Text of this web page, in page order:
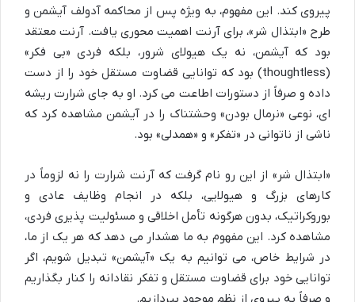
پیروی کند. این مفهوم، به ویژه پس از محاکمه آدولف آیشمن و
طرح «ابتذال شر»، برای آرنت اهمیت محوری یافت. آرنت معتقد
بود که آیشمن، نه یک هیولای شرور، بلکه فردی «بی فکر»
(thoughtless) بود که توانایی قضاوت مستقل خود را از دست
داده و صرفاً از دستورات اطاعت می کرد. او به جای شرارت ریشه
ای، نوعی «نرمال بودن» وحشتناک را در آیشمن مشاهده کرد که
ناشی از ناتوانی در «تفکر» و «همدلی» بود.
«ابتذال شر» از این رو نام گرفت که آرنت شرارت را نه لزوماً در
کارهای بزرگ و هیولایی، بلکه در انجام وظایف عادی و
بوروکراتیک، بدون هرگونه تأمل اخلاقی و مسئولیت پذیری فردی،
مشاهده کرد. این مفهوم به ما هشدار می دهد که هر یک از ما،
در شرایط خاص، می توانیم به یک «آیشمن» تبدیل شویم، اگر
توانایی خود برای قضاوت مستقل و تفکر نقادانه را کنار بگذاریم